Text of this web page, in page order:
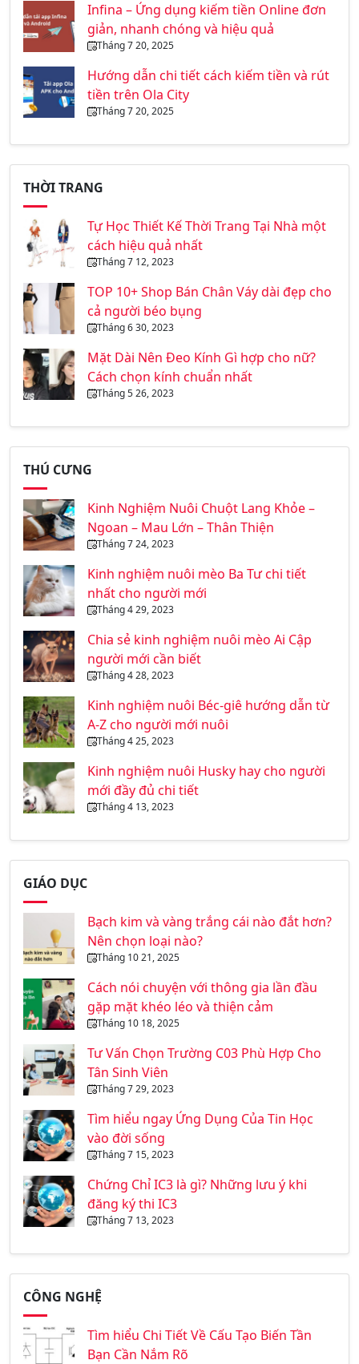
Infina – Ứng dụng kiếm tiền Online đơn
giản, nhanh chóng và hiệu quả
Tháng 7 20, 2025
Hướng dẫn chi tiết cách kiếm tiền và rút
tiền trên Ola City
Tháng 7 20, 2025
THỜI TRANG
Tự Học Thiết Kế Thời Trang Tại Nhà một
cách hiệu quả nhất
Tháng 7 12, 2023
TOP 10+ Shop Bán Chân Váy dài đẹp cho
cả người béo bụng
Tháng 6 30, 2023
Mặt Dài Nên Đeo Kính Gì hợp cho nữ?
Cách chọn kính chuẩn nhất
Tháng 5 26, 2023
THÚ CƯNG
Kinh Nghiệm Nuôi Chuột Lang Khỏe –
Ngoan – Mau Lớn – Thân Thiện
Tháng 7 24, 2023
Kinh nghiệm nuôi mèo Ba Tư chi tiết
nhất cho người mới
Tháng 4 29, 2023
Chia sẻ kinh nghiệm nuôi mèo Ai Cập
người mới cần biết
Tháng 4 28, 2023
Kinh nghiệm nuôi Béc-giê hướng dẫn từ
A-Z cho người mới nuôi
Tháng 4 25, 2023
Kinh nghiệm nuôi Husky hay cho người
mới đầy đủ chi tiết
Tháng 4 13, 2023
GIÁO DỤC
Bạch kim và vàng trắng cái nào đắt hơn?
Nên chọn loại nào?
Tháng 10 21, 2025
Cách nói chuyện với thông gia lần đầu
gặp mặt khéo léo và thiện cảm
Tháng 10 18, 2025
Tư Vấn Chọn Trường C03 Phù Hợp Cho
Tân Sinh Viên
Tháng 7 29, 2023
Tìm hiểu ngay Ứng Dụng Của Tin Học
vào đời sống
Tháng 7 15, 2023
Chứng Chỉ IC3 là gì? Những lưu ý khi
đăng ký thi IC3
Tháng 7 13, 2023
CÔNG NGHỆ
Tìm hiểu Chi Tiết Về Cấu Tạo Biến Tần
Bạn Cần Nắm Rõ